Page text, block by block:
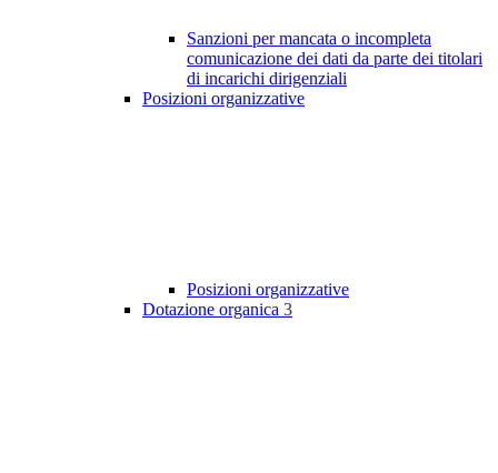
Sanzioni per mancata o incompleta
comunicazione dei dati da parte dei titolari
di incarichi dirigenziali
Posizioni organizzative
Posizioni organizzative
Dotazione organica 3